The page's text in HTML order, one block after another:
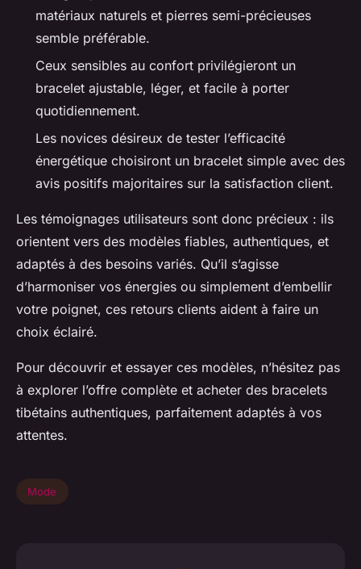
matériaux naturels et pierres semi-précieuses
semble préférable.
Ceux sensibles au confort privilégieront un
bracelet ajustable, léger, et facile à porter
quotidiennement.
Les novices désireux de tester l’efficacité
énergétique choisiront un bracelet simple avec des
avis positifs majoritaires sur la satisfaction client.
Les témoignages utilisateurs sont donc précieux : ils
orientent vers des modèles fiables, authentiques, et
adaptés à des besoins variés. Qu’il s’agisse
d’harmoniser vos énergies ou simplement d’embellir
votre poignet, ces retours clients aident à faire un
choix éclairé.
Pour découvrir et essayer ces modèles, n’hésitez pas
à explorer l’offre complète et acheter des bracelets
tibétains authentiques, parfaitement adaptés à vos
attentes.
Mode